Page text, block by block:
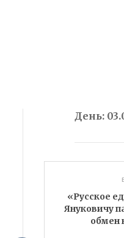
День:
«Русское
Януковичу
обмен